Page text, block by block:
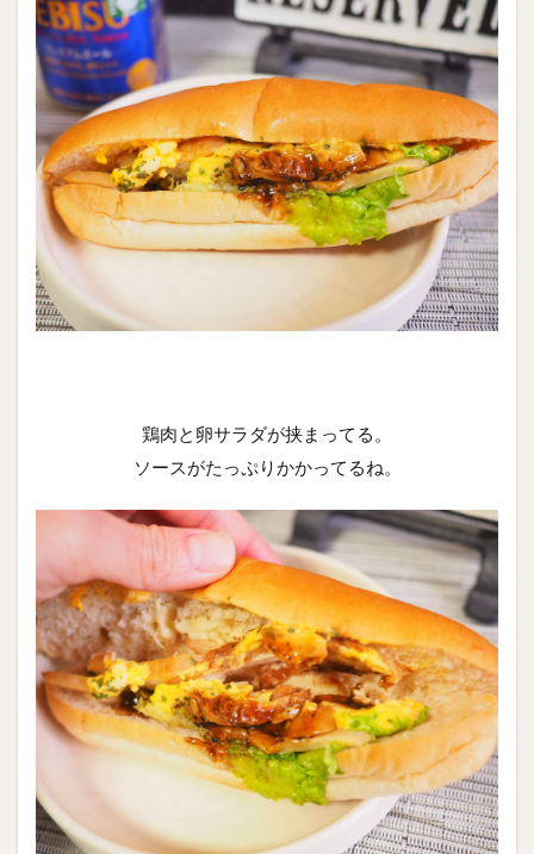
鶏肉と卵サラダが挟まってる。
ソースがたっぷりかかってるね。